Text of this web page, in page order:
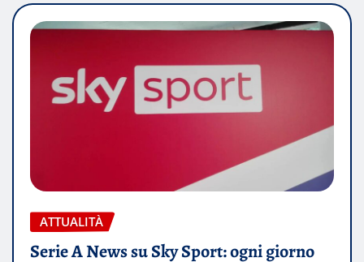
ATTUALITÀ
Serie A News su Sky Sport: ogni giorno